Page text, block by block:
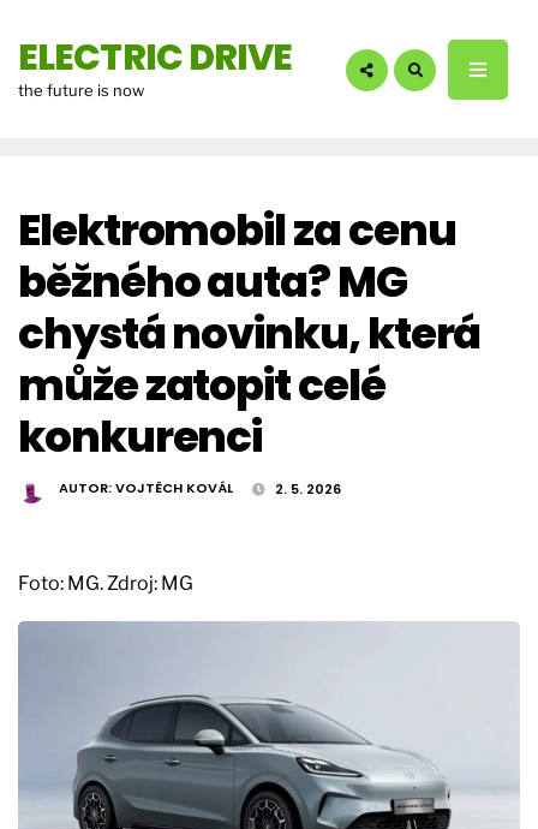
ELECTRIC DRIVE
the future is now
Elektromobil za cenu
běžného auta? MG
chystá novinku, která
může zatopit celé
konkurenci
AUTOR:VOJTĚCH KOVÁL 2. 5. 2026
Foto: MG. Zdroj: MG